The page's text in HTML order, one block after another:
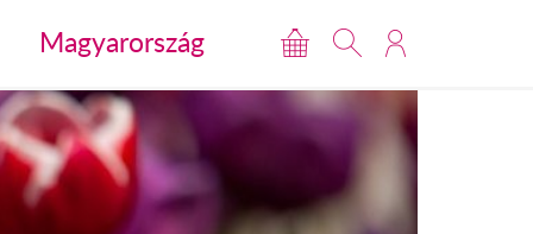
Magyarország